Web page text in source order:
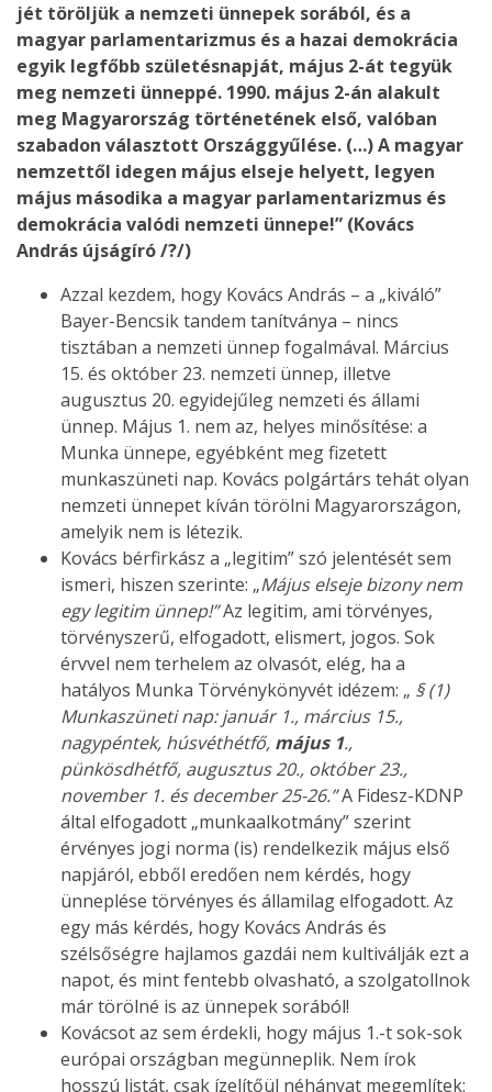
jét töröljük a nemzeti ünnepek sorából, és a
magyar parlamentarizmus és a hazai demokrácia
egyik legfőbb születésnapját, május 2-át tegyük
meg nemzeti ünneppé. 1990. május 2-án alakult
meg Magyarország történetének első, valóban
szabadon választott Országgyűlése. (…) A magyar
nemzettől idegen május elseje helyett, legyen
május másodika a magyar parlamentarizmus és
demokrácia valódi nemzeti ünnepe!” (Kovács
András újságíró /?/)
Azzal kezdem, hogy Kovács András – a „kiváló”
Bayer-Bencsik tandem tanítványa – nincs
tisztában a nemzeti ünnep fogalmával. Március
15. és október 23. nemzeti ünnep, illetve
augusztus 20. egyidejűleg nemzeti és állami
ünnep. Május 1. nem az, helyes minősítése: a
Munka ünnepe, egyébként meg fizetett
munkaszüneti nap. Kovács polgártárs tehát olyan
nemzeti ünnepet kíván törölni Magyarországon,
amelyik nem is létezik.
Kovács bérfirkász a „legitim” szó jelentését sem
ismeri, hiszen szerinte: „Május elseje bizony nem
egy legitim ünnep!”Az legitim, ami törvényes,
törvényszerű, elfogadott, elismert, jogos. Sok
érvvel nem terhelem az olvasót, elég, ha a
hatályos Munka Törvénykönyvét idézem: „ § (1)
Munkaszüneti nap: január 1., március 15.,
nagypéntek, húsvéthétfő, május 1.,
pünkösdhétfő, augusztus 20., október 23.,
november 1. és december 25-26.”A Fidesz-KDNP
által elfogadott „munkaalkotmány” szerint
érvényes jogi norma (is) rendelkezik május első
napjáról, ebből eredően nem kérdés, hogy
ünneplése törvényes és államilag elfogadott. Az
egy más kérdés, hogy Kovács András és
szélsőségre hajlamos gazdái nem kultiválják ezt a
napot, és mint fentebb olvasható, a szolgatollnok
már törölné is az ünnepek sorából!
Kovácsot az sem érdekli, hogy május 1.-t sok-sok
európai országban megünneplik. Nem írok
hosszú listát, csak ízelítőül néhányat megemlítek: